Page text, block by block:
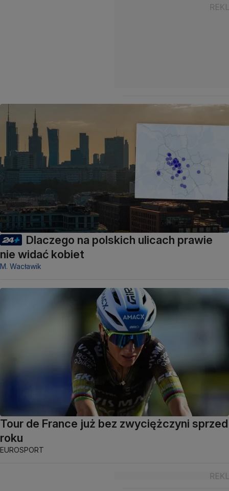
Dlaczego na polskich ulicach prawie
nie widać kobiet
M. Wacławik
Tour de France już bez zwyciężczyni sprzed
roku
EUROSPORT